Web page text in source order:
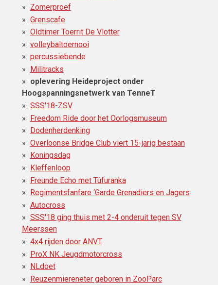
Zomerproef
Grenscafe
Oldtimer Toerrit De Vlotter
volleybaltoernooi
percussiebende
Militracks
oplevering Heideproject onder
Hoogspanningsnetwerk van TenneT
SSS'18-ZSV
Freedom Ride door het Oorlogsmuseum
Dodenherdenking
Overloonse Bridge Club viert 15-jarig bestaan
Koningsdag
Kleffenloop
Freunde Echo met Túfuranka
Regimentsfanfare ‘Garde Grenadiers en Jagers
Autocross
SSS'18 ging thuis met 2-4 onderuit tegen SV
Meerssen
4x4 rijden door ANVT
ProX NK Jeugdmotorcross
NLdoet
Reuzenmiereneter geboren in ZooParc